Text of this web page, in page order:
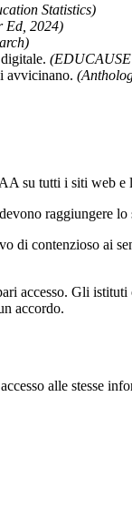
Statistics)
Ed, 2024)
avvicinano.
su tutti i siti web e
raggiungere
di contenzioso ai
accesso. Gli istituti
accordo.
alle stesse